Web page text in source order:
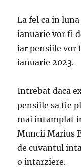
La fel ca in
ianuarie vor fi
iar pensiile vor
ianuarie 2023.
Intrebat daca
pensiile sa fie
mai intamplat
Muncii Marius
de cuvantul
o intarziere.